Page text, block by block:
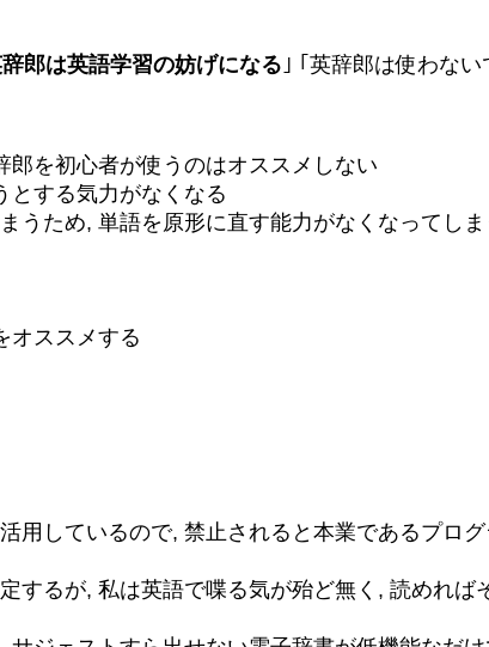
郎は英語学習の妨げになる ｣ ｢英辞郎は使わな
を初心者が使うのはオススメしない
とする気力がなくなる
うため, 単語を原形に直す能力がなくなってしま
オススメする
用しているので, 禁止されると本業であるプロ
するが, 私は英語で喋る気が殆ど無く, 読めれ